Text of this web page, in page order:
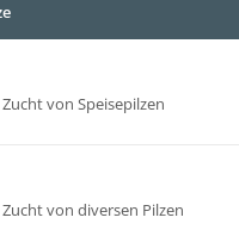
von Speisepilzen
von diversen Pilzen